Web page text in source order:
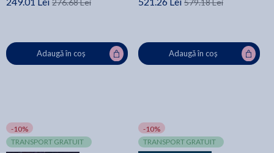
276.68 Lei
Adaugă în coș
579.18 Lei
Adaugă în coș
-10%
TRANSPORT GRATUIT
-10%
TRANSPORT GRATUIT